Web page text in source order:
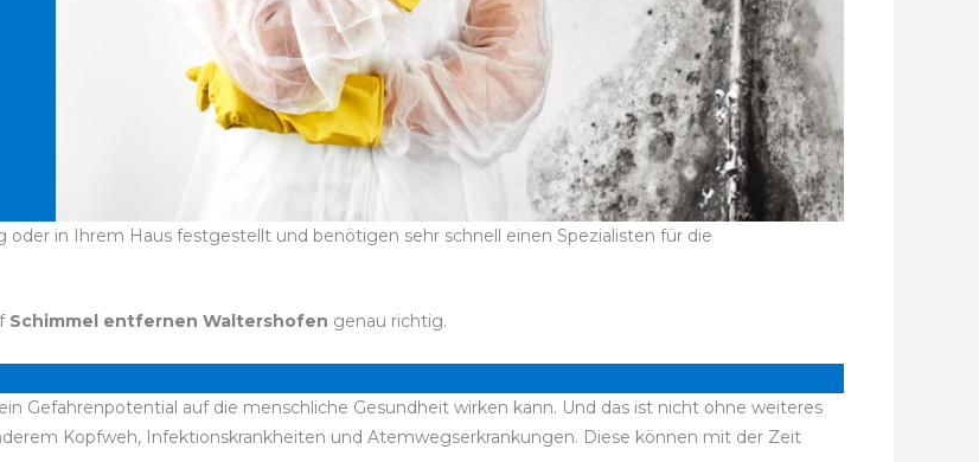
in Ihrem Haus festgestellt und benötigen sehr schnell einen Spezialisten für die
Schimmel entfernen Waltershofen genau richtig.
Gefahrenpotential auf die menschliche Gesundheit wirken kann. Und das ist nicht ohne weiteres
Kopfweh, Infektionskrankheiten und Atemwegserkrankungen. Diese können mit der Zeit